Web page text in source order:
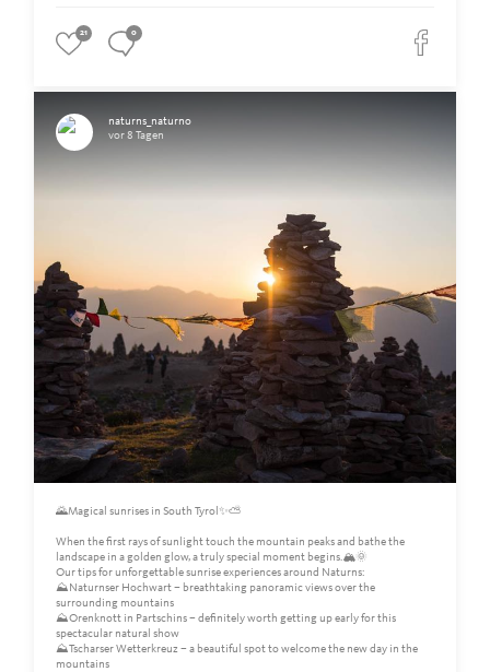
21 0
naturns_naturno
vor 8 Tagen
🌄Magical sunrises in South Tyrol✨⛅️
When the first rays of sunlight touch the mountain peaks and bathe the
landscape in a golden glow, a truly special moment begins.🏔️🌞
Our tips for unforgettable sunrise experiences around Naturns:
⛰️Naturnser Hochwart – breathtaking panoramic views over the
surrounding mountains
⛰️Orenknott in Partschins – definitely worth getting up early for this
spectacular natural show
⛰️Tscharser Wetterkreuz – a beautiful spot to welcome the new day in the
mountains